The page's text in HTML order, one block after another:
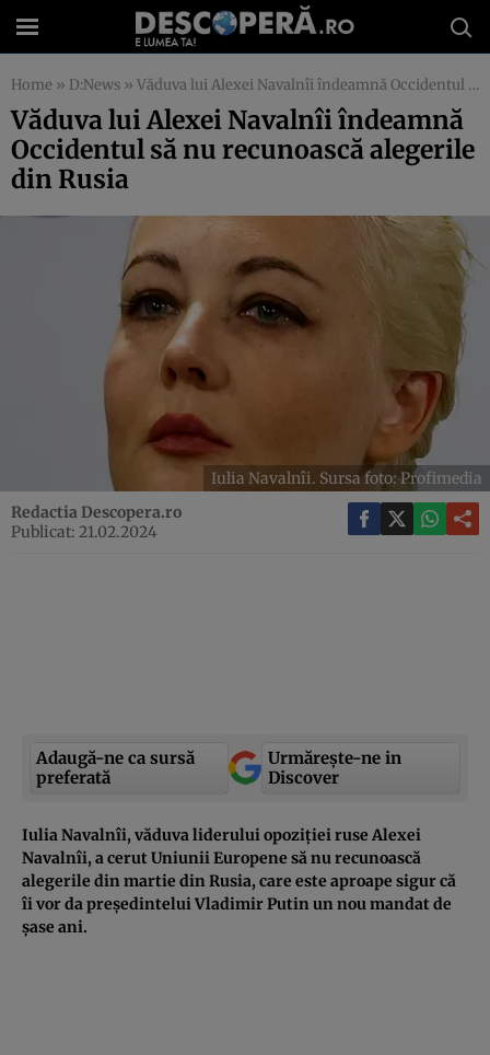
Home » D:News » Văduva lui Alexei Navalnîi îndeamnă Occidentul să nu recunoască alegerile din Rusia
Văduva lui Alexei Navalnîi îndeamnă
Occidentul să nu recunoască alegerile
din Rusia
Iulia Navalnîi. Sursa foto: Profimedia
Redactia Descopera.ro
Publicat: 21.02.2024
Adaugă-ne ca sursă
preferată
Urmărește-ne in
Discover
Iulia Navalnîi, văduva liderului opoziției ruse Alexei
Navalnîi, a cerut Uniunii Europene să nu recunoască
alegerile din martie din Rusia, care este aproape sigur că
îi vor da președintelui Vladimir Putin un nou mandat de
șase ani.